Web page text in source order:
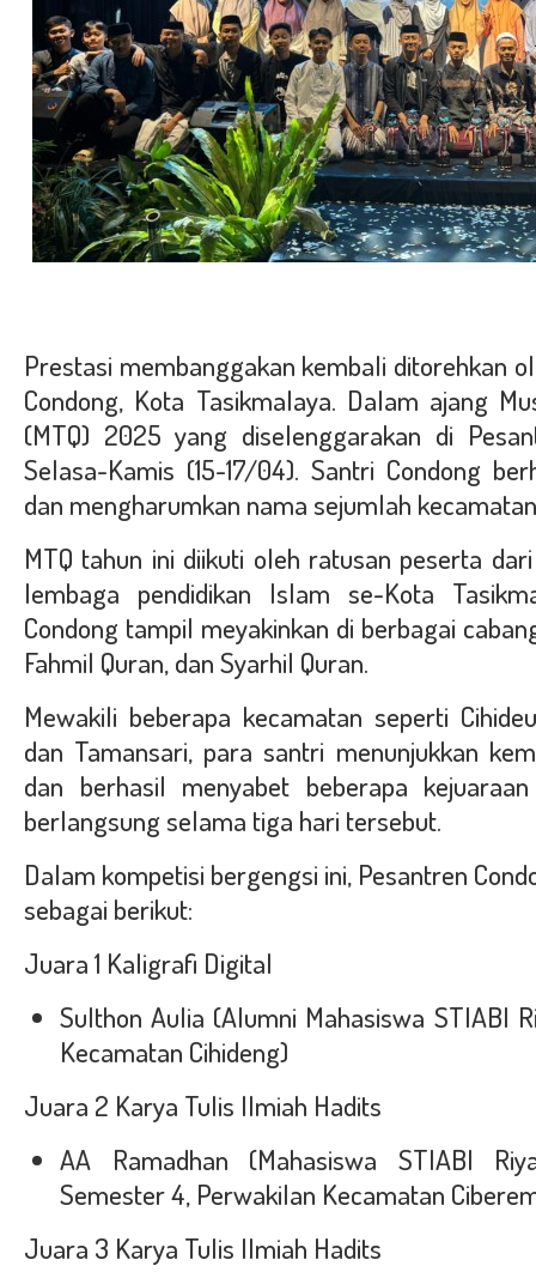
Prestasi membanggakan kembali ditorehkan
Condong, Kota Tasikmalaya. Dalam ajang
(MTQ) 2025 yang diselenggarakan di
Selasa-Kamis (15-17/04). Santri Condong
dan mengharumkan nama sejumlah
MTQ tahun ini diikuti oleh ratusan peserta
lembaga pendidikan Islam se-Kota
Condong tampil meyakinkan di berbagai
Fahmil Quran, dan Syarhil Quran.
Mewakili beberapa kecamatan seperti
dan Tamansari, para santri menunjukkan
dan berhasil menyabet beberapa
berlangsung selama tiga hari tersebut.
Dalam kompetisi bergengsi ini, Pesantren
sebagai berikut:
Juara 1 Kaligrafi Digital
Sulthon Aulia (Alumni Mahasiswa STIABI
Kecamatan Cihideng)
Juara 2 Karya Tulis Ilmiah Hadits
AA Ramadhan (Mahasiswa STIABI
Semester 4, Perwakilan Kecamatan
Juara 3 Karya Tulis Ilmiah Hadits